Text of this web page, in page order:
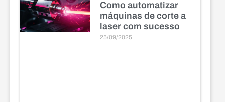
Como automatizar
máquinas de corte a
laser com sucesso
25/09/2025